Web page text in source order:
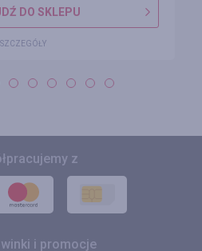
DO SKLEPU
SZCZEGÓŁY
z
i promocje